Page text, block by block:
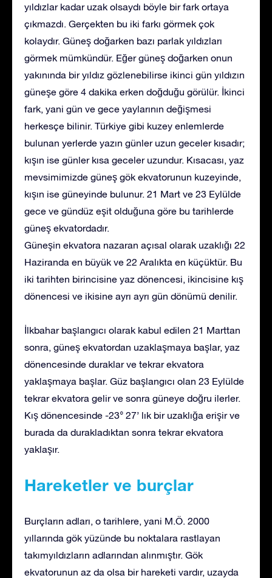
yıldızlar kadar uzak olsaydı böyle bir fark ortaya
çıkmazdı. Gerçekten bu iki farkı görmek çok
kolaydır. Güneş doğarken bazı parlak yıldızları
görmek mümkündür. Eğer güneş doğarken onun
yakınında bir yıldız gözlenebilirse ikinci gün yıldızın
güneşe göre 4 dakika erken doğduğu görülür. İkinci
fark, yani gün ve gece yaylarının değişmesi
herkesçe bilinir. Türkiye gibi kuzey enlemlerde
bulunan yerlerde yazın günler uzun geceler kısadır;
kışın ise günler kısa geceler uzundur. Kısacası, yaz
mevsimimizde güneş gök ekvatorunun kuzeyinde,
kışın ise güneyinde bulunur. 21 Mart ve 23 Eylülde
gece ve gündüz eşit olduğuna göre bu tarihlerde
güneş ekvatordadır.
Güneşin ekvatora nazaran açısal olarak uzaklığı 22
Haziranda en büyük ve 22 Aralıkta en küçüktür. Bu
iki tarihten birincisine yaz dönencesi, ikincisine kış
dönencesi ve ikisine ayrı ayrı gün dönümü denilir.
İlkbahar başlangıcı olarak kabul edilen 21 Marttan
sonra, güneş ekvatordan uzaklaşmaya başlar, yaz
dönencesinde duraklar ve tekrar ekvatora
yaklaşmaya başlar. Güz başlangıcı olan 23 Eylülde
tekrar ekvatora gelir ve sonra güneye doğru ilerler.
Kış dönencesinde -23° 27’ lık bir uzaklığa erişir ve
burada da durakladıktan sonra tekrar ekvatora
yaklaşır.
Hareketler ve burçlar
Burçların adları, o tarihlere, yani M.Ö. 2000
yıllarında gök yüzünde bu noktalara rastlayan
takımyıldızların adlarından alınmıştır. Gök
ekvatorunun az da olsa bir hareketi vardır, uzayda